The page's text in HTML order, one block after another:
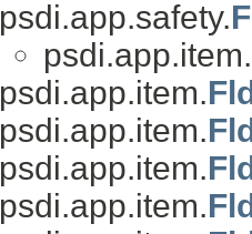
psdi.app.safety.
psdi.app.item.
psdi.app.item.
psdi.app.item.
psdi.app.item.
psdi.app.item.